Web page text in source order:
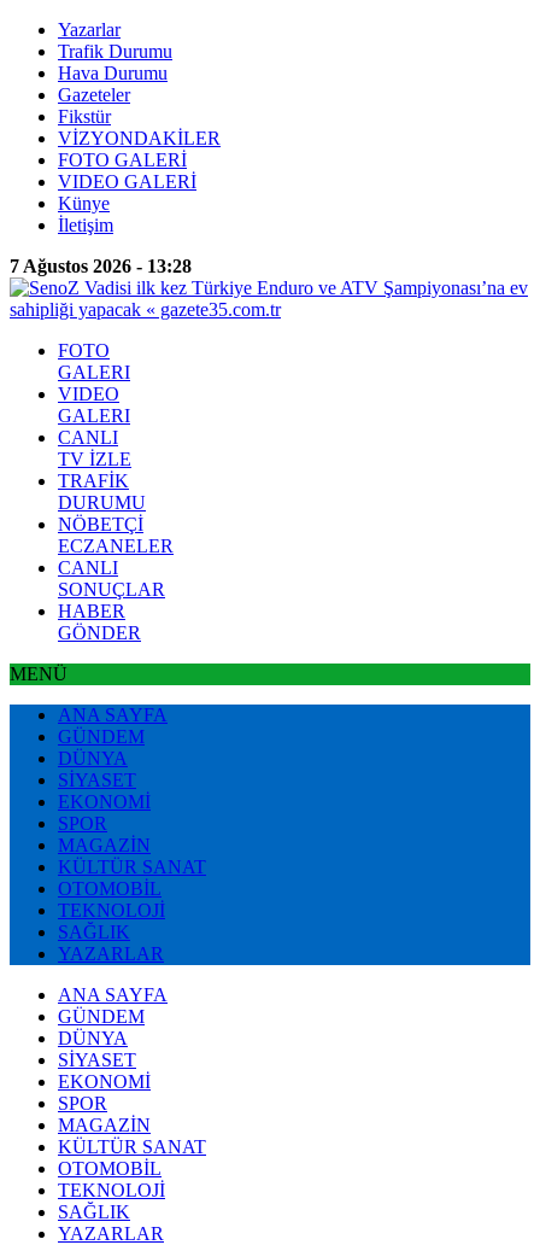
Yazarlar
Trafik Durumu
Hava Durumu
Gazeteler
Fikstür
VİZYONDAKİLER
FOTO GALERİ
VIDEO GALERİ
Künye
İletişim
7 Ağustos 2026 - 13:28
FOTO
GALERI
VIDEO
GALERI
CANLI
TV İZLE
TRAFİK
DURUMU
NÖBETÇİ
ECZANELER
CANLI
SONUÇLAR
HABER
GÖNDER
MENÜ
ANA SAYFA
GÜNDEM
DÜNYA
SİYASET
EKONOMİ
SPOR
MAGAZİN
KÜLTÜR SANAT
OTOMOBİL
TEKNOLOJİ
SAĞLIK
YAZARLAR
ANA SAYFA
GÜNDEM
DÜNYA
SİYASET
EKONOMİ
SPOR
MAGAZİN
KÜLTÜR SANAT
OTOMOBİL
TEKNOLOJİ
SAĞLIK
YAZARLAR